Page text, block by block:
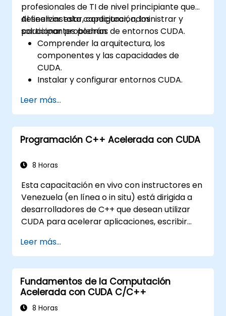
profesionales de TI de nivel principiante que
deseen instalar, configurar, administrar y
solucionar problemas de entornos CUDA.
Al finalizar esta capacitación, los
participantes podrán:
Comprender la arquitectura, los
componentes y las capacidades de
CUDA.
Instalar y configurar entornos CUDA.
CUDA.
Depurar y solucionar problemas
comunes de CUDA.
Leer más...
Programación C++ Acelerada con CUDA
8 Horas
Esta capacitación en vivo con instructores en
Venezuela (en línea o in situ) está dirigida a
desarrolladores de C++ que desean utilizar
CUDA para acelerar aplicaciones, escribir
aprovechar bibliotecas de algoritmos
paralelos para cargas de trabajo de
computación científica, procesamiento de
datos y aprendizaje automático.
Leer más...
Fundamentos de la Computación
Acelerada con CUDA C/C++
8 Horas